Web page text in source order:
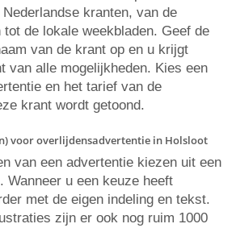
kranten, van de
tot de lokale weekbladen. Geef de
van de krant op en u krijgt
van alle mogelijkheden. Kies een
en het tarief van de
krant wordt getoond.
voor overlijdensadvertentie in Holsloot
van een advertentie kiezen uit een
Wanneer u een keuze heeft
met de eigen indeling en tekst.
zijn er ook nog ruim 1000